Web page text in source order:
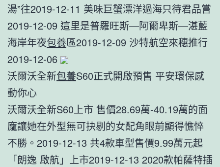
湯”往2019-12-11 美味巨蟹漂洋過海只待君品嘗
2019-12-09 這里是普羅旺斯—阿爾卑斯—湛藍
海岸年夜包養區2019-12-09 沙特航空來穗推行
2019-12-06
沃爾沃全新包養S60正式開啟預售 平安環保感
動你心
沃爾沃全新S60上市 售價28.69萬-40.19萬的面
龐讓她在外型無可抉剔的女配角眼前顯得憔悴
不勝。2019-12-13 共4款車型售價9.99萬元起
「朗逸 啟航」上市2019-12-13 2020款帕薩特插